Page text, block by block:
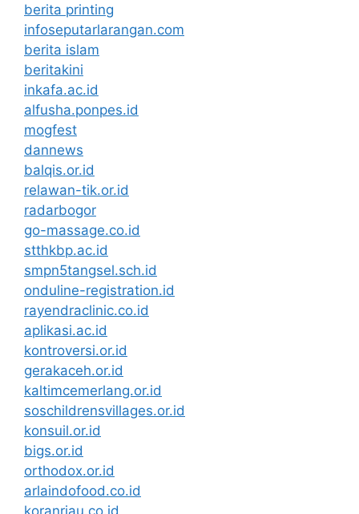
berita printing
infoseputarlarangan.com
berita islam
beritakini
inkafa.ac.id
alfusha.ponpes.id
mogfest
dannews
balqis.or.id
relawan-tik.or.id
radarbogor
go-massage.co.id
stthkbp.ac.id
smpn5tangsel.sch.id
onduline-registration.id
rayendraclinic.co.id
aplikasi.ac.id
kontroversi.or.id
gerakaceh.or.id
kaltimcemerlang.or.id
soschildrensvillages.or.id
konsuil.or.id
bigs.or.id
orthodox.or.id
arlaindofood.co.id
koranriau.co.id